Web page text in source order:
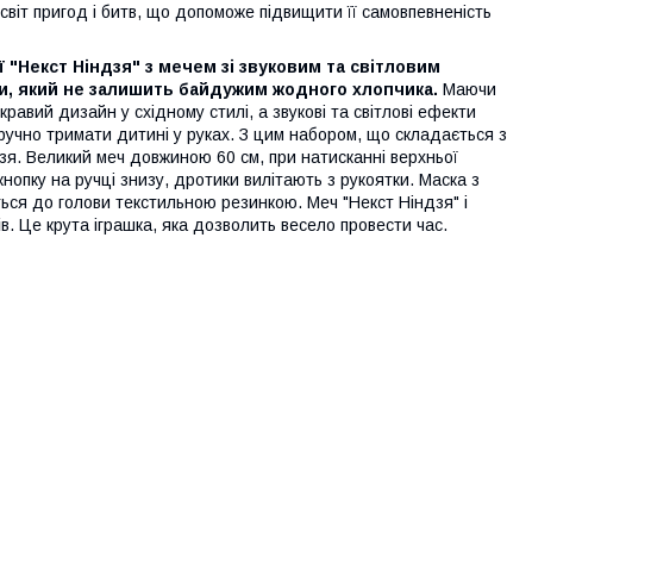
пригод і битв, що допоможе підвищити її самовпевненість
"Некст Ніндзя" з мечем зі звуковим та світловим
який не залишить байдужим жодного хлопчика. Маючи
дизайн у східному стилі, а звукові та світлові ефекти
тримати дитині у руках. З цим набором, що складається з
Великий меч довжиною 60 см, при натисканні верхньої
на ручці знизу, дротики вилітають з рукоятки. Маска з
до голови текстильною резинкою. Меч "Некст Ніндзя" і
Це крута іграшка, яка дозволить весело провести час.